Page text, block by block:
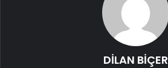
DİLAN BİÇER